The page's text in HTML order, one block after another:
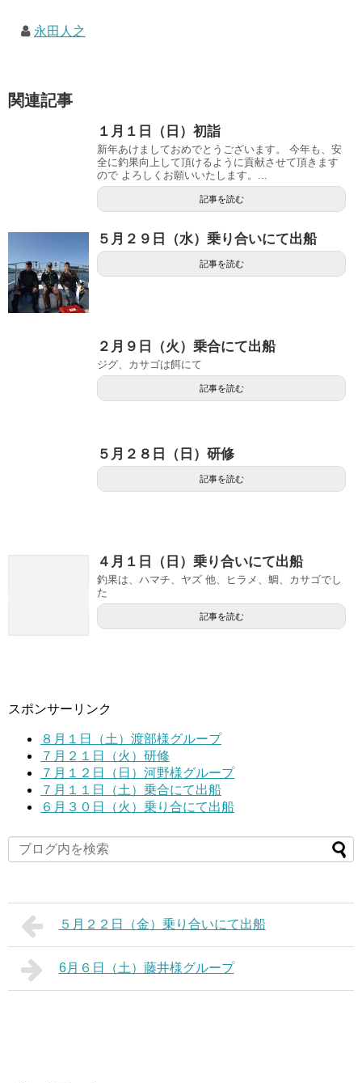
永田人之
関連記事
１月１日（日）初詣
新年あけましておめでとうございます。 今年も、安
全に釣果向上して頂けるように貢献させて頂きます
ので よろしくお願いいたします。...
記事を読む
５月２９日（水）乗り合いにて出船
記事を読む
２月９日（火）乗合にて出船
ジグ、カサゴは餌にて
記事を読む
５月２８日（日）研修
記事を読む
４月１日（日）乗り合いにて出船
釣果は、ハマチ、ヤズ 他、ヒラメ、鯛、カサゴでし
た
記事を読む
スポンサーリンク
８月１日（土）渡部様グループ
７月２１日（火）研修
７月１２日（日）河野様グループ
７月１１日（土）乗合にて出船
６月３０日（火）乗り合にて出船
５月２２日（金）乗り合いにて出船
6月６日（土）藤井様グループ